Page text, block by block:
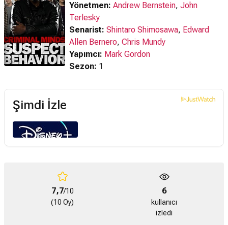
Yönetmen: Andrew Bernstein, John
Terlesky
Senarist: Shintaro Shimosawa, Edward
Allen Bernero, Chris Mundy
Yapımcı: Mark Gordon
Sezon: 1
Şimdi İzle
7,7/10
(10 Oy)
6
kullanıcı
izledi